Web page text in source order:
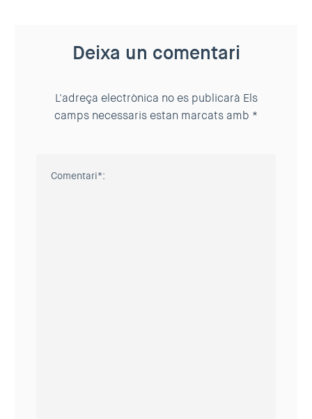
Deixa un comentari
L'adreça electrònica no es publicarà Els
camps necessaris estan marcats amb *